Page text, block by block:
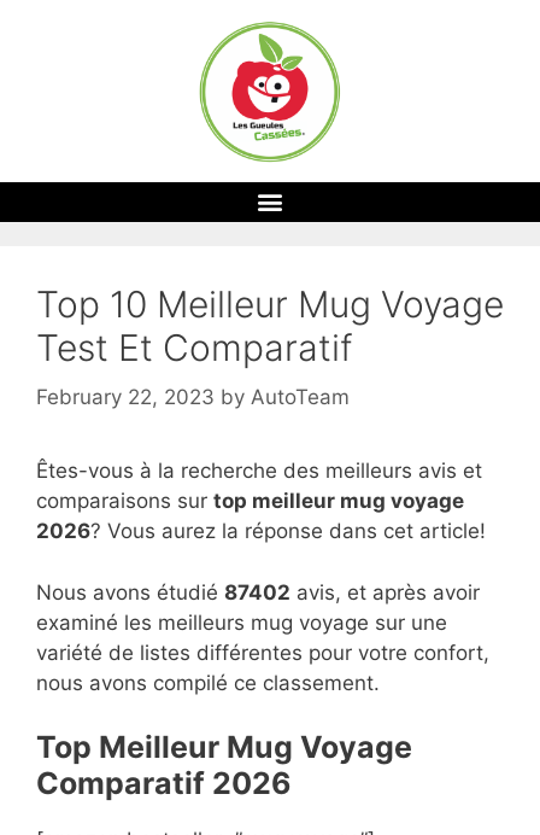
Top 10 Meilleur Mug Voyage
Test Et Comparatif
February 22, 2023 by AutoTeam
Êtes-vous à la recherche des meilleurs avis et
comparaisons sur top meilleur mug voyage
2026? Vous aurez la réponse dans cet article!
Nous avons étudié 87402 avis, et après avoir
examiné les meilleurs mug voyage sur une
variété de listes différentes pour votre confort,
nous avons compilé ce classement.
Top Meilleur Mug Voyage
Comparatif 2026